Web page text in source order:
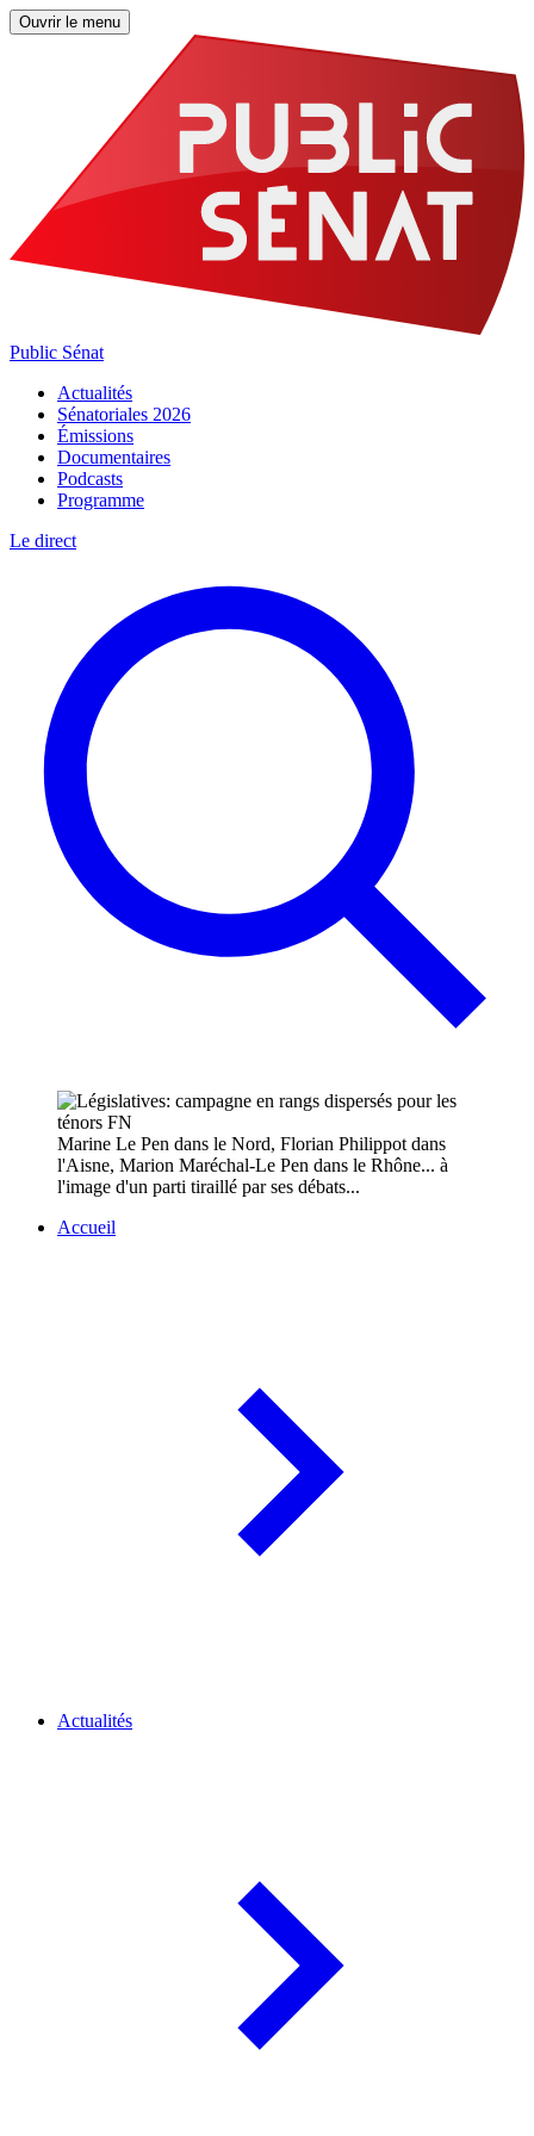
Ouvrir le menu
Public Sénat
Actualités
Sénatoriales 2026
Émissions
Documentaires
Podcasts
Programme
Le direct
Marine Le Pen dans le Nord, Florian Philippot dans
l'Aisne, Marion Maréchal-Le Pen dans le Rhône... à
l'image d'un parti tiraillé par ses débats...
Accueil
Actualités